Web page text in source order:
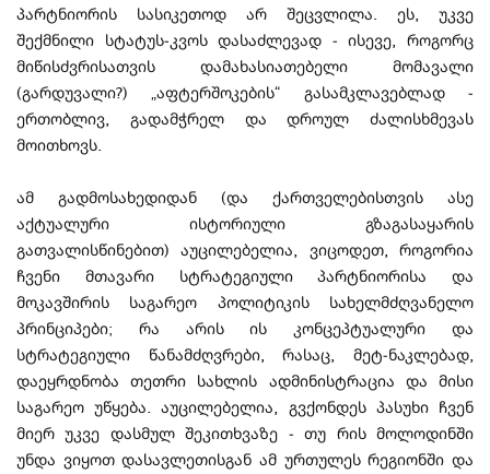
პარტნიორის სასიკეთოდ არ შეცვლილა. ეს, უკვე
შექმნილი სტატუს-კვოს დასაძლევად - ისევე, როგორც
მიწისძვრისათვის დამახასიათებელი მომავალი
(გარდუვალი?) „აფტერშოკების“ გასამკლავებლად -
ერთობლივ, გადამჭრელ და დროულ ძალისხმევას
მოითხოვს.
ამ გადმოსახედიდან (და ქართველებისთვის ასე
აქტუალური ისტორიული გზაგასაყარის
გათვალისწინებით) აუცილებელია, ვიცოდეთ, როგორია
ჩვენი მთავარი სტრატეგიული პარტნიორისა და
მოკავშირის საგარეო პოლიტიკის სახელმძღვანელო
პრინციპები; რა არის ის კონცეპტუალური და
სტრატეგიული წანამძღვრები, რასაც, მეტ-ნაკლებად,
დაეყრდნობა თეთრი სახლის ადმინისტრაცია და მისი
საგარეო უწყება. აუცილებელია, გვქონდეს პასუხი ჩვენ
მიერ უკვე დასმულ შეკითხვაზე - თუ რის მოლოდინში
უნდა ვიყოთ დასავლეთისგან ამ ურთულეს რეგიონში და